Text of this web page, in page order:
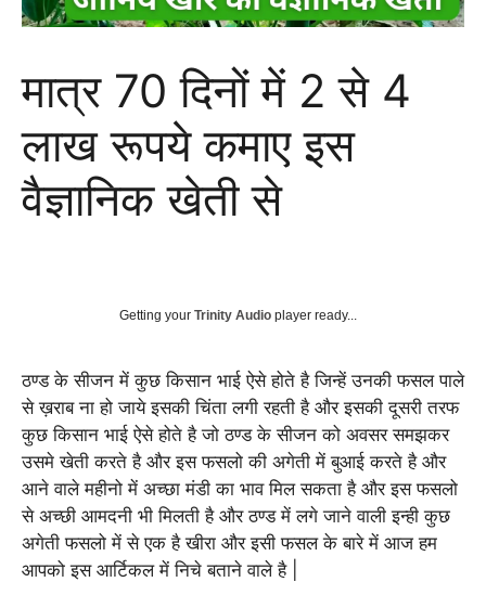
मात्र 70 दिनों में 2 से 4
लाख रूपये कमाए इस
वैज्ञानिक खेती से
Getting your Trinity Audio player ready...
ठण्ड के सीजन में कुछ किसान भाई ऐसे होते है जिन्हें उनकी फसल पाले
से ख़राब ना हो जाये इसकी चिंता लगी रहती है और इसकी दूसरी तरफ
कुछ किसान भाई ऐसे होते है जो ठण्ड के सीजन को अवसर समझकर
उसमे खेती करते है और इस फसलो की अगेती में बुआई करते है और
आने वाले महीनो में अच्छा मंडी का भाव मिल सकता है और इस फसलो
से अच्छी आमदनी भी मिलती है और ठण्ड में लगे जाने वाली इन्ही कुछ
अगेती फसलो में से एक है खीरा और इसी फसल के बारे में आज हम
आपको इस आर्टिकल में निचे बताने वाले है |